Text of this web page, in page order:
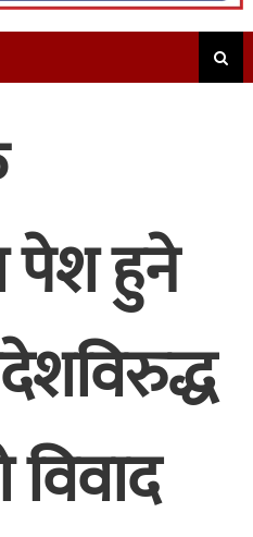
पेश हुने
विवाद